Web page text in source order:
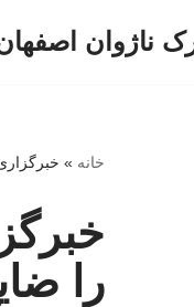
ناژوان
خانه »
را